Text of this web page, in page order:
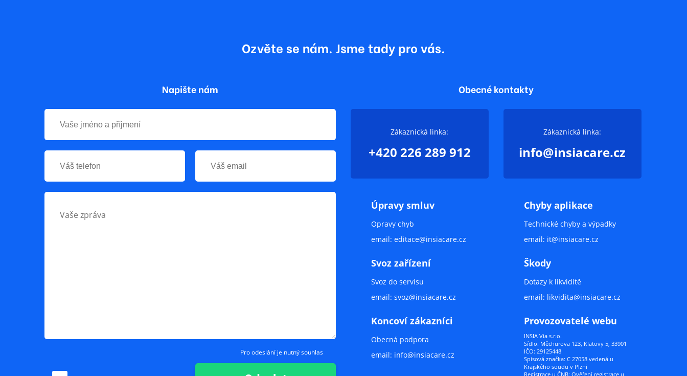
Ozvěte se nám. Jsme tady pro vás.
Napište nám
Pro odeslání je nutný souhlas
Obecné kontakty
Zákaznická linka:
+420 226 289 912
Zákaznická linka:
info@insiacare.cz
Úpravy smluv
Opravy chyb
email: editace@insiacare.cz
Chyby aplikace
Technické chyby a výpadky
email: it@insiacare.cz
Svoz zařízení
Svoz do servisu
email: svoz@insiacare.cz
Škody
Dotazy k likviditě
email: likvidita@insiacare.cz
Koncoví zákazníci
Obecná podpora
email: info@insiacare.cz
Provozovatelé webu
INSIA Via s.r.o.
Sídlo: Měchurova 123, Klatovy 5, 33901
IČO: 29125448
Spisová značka: C 27058 vedená u
Krajského soudu v Plzni
Registrace u ČNB: Ověření registrace u